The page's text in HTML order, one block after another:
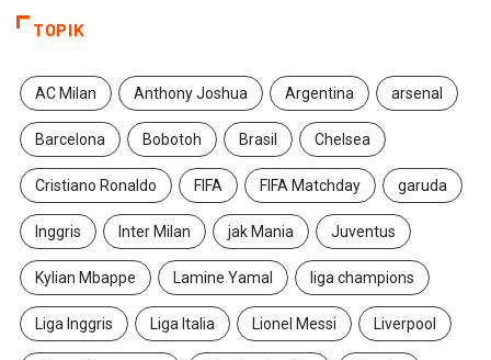
TOPIK
AC Milan Anthony Joshua Argentina arsenal
Barcelona Bobotoh Brasil Chelsea
Cristiano Ronaldo FIFA FIFA Matchday garuda
Inggris Inter Milan jak Mania Juventus
Kylian Mbappe Lamine Yamal liga champions
Liga Inggris Liga Italia Lionel Messi Liverpool